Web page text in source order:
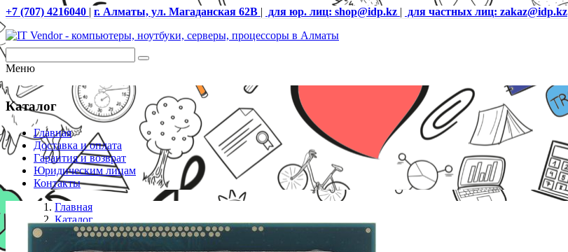
+7 (707) 4216040 | г. Алматы, ул. Магаданская 62В | для юр. лиц: shop@idp.kz | для частных лиц: zakaz@idp.kz
Меню
Каталог
Главная
Доставка и оплата
Гарантия и возврат
Юридическим лицам
Контакты
Главная
Каталог
Процессоры S-1150
Процессор Intel 1150 i5-4440 6M, 3.10 GHz